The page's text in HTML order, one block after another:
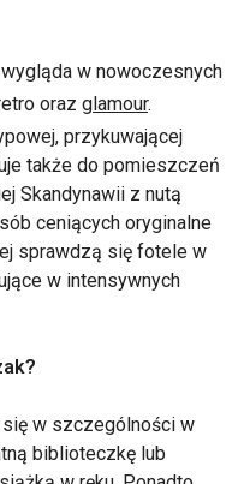
w nowoczesnych
oraz glamour.
przykuwającej
także do pomieszczeń
Skandynawii z nutą
ceniących oryginalne
sprawdzą się fotele w
w intensywnych
w szczególności w
biblioteczkę lub